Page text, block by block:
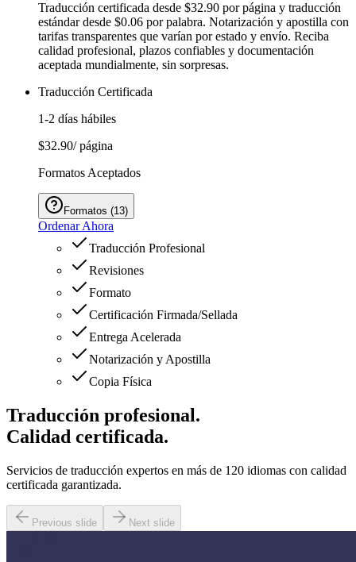
Traducción certificada desde $32.90 por página y traducción
estándar desde $0.06 por palabra. Notarización y apostilla con
tarifas transparentes que varían por estado y envío. Reciba
calidad profesional, plazos confiables y documentación
aceptada mundialmente, sin sorpresas.
Traducción Certificada
1-2 días hábiles
$32.90/ página
Formatos Aceptados
Formatos (13)
Ordenar Ahora
Traducción Profesional
Revisiones
Formato
Certificación Firmada/Sellada
Entrega Acelerada
Notarización y Apostilla
Copia Física
Traducción profesional.
Calidad certificada.
Servicios de traducción expertos en más de 120 idiomas con calidad
certificada garantizada.
Previous slide Next slide